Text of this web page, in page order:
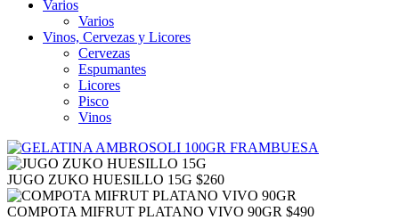
Varios
Varios
Vinos, Cervezas y Licores
Cervezas
Espumantes
Licores
Pisco
Vinos
JUGO ZUKO HUESILLO 15G $260
COMPOTA MIFRUT PLATANO VIVO 90GR $490